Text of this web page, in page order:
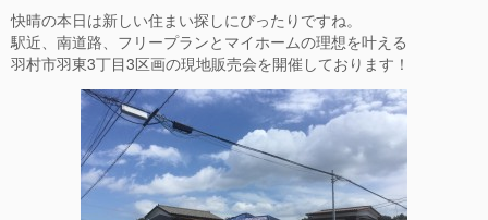
快晴の本日は新しい住まい探しにぴったりですね。
駅近、南道路、フリープランとマイホームの理想を叶える
羽村市羽東3丁目3区画の現地販売会を開催しております！